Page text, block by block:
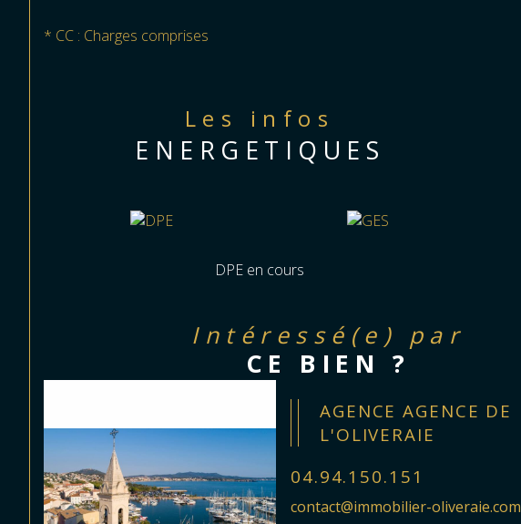
* CC : Charges comprises
Les infos
ENERGETIQUES
DPE en cours
Intéressé(e) par
CE BIEN ?
AGENCE AGENCE DE
L'OLIVERAIE
04.94.150.151
contact@immobilier-oliveraie.com